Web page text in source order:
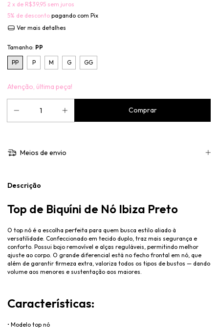
2 x de R$39,95 sem juros
5% de desconto pagando com Pix
Ver mais detalhes
Tamanho: PP
PP P M G GG
Atenção, última peça!
Meios de envio
Descrição
Top de Biquíni de Nó Ibiza Preto
O top nó é a escolha perfeita para quem busca estilo aliado à
versatilidade. Confeccionado em tecido duplo, traz mais segurança e
conforto. Possui bojo removível e alças reguláveis, permitindo melhor
ajuste ao corpo. O grande diferencial está no fecho frontal em nó, que
além de garantir firmeza extra, valoriza todos os tipos de bustos — dando
volume aos menores e sustentação aos maiores.
Características:
• Modelo top nó